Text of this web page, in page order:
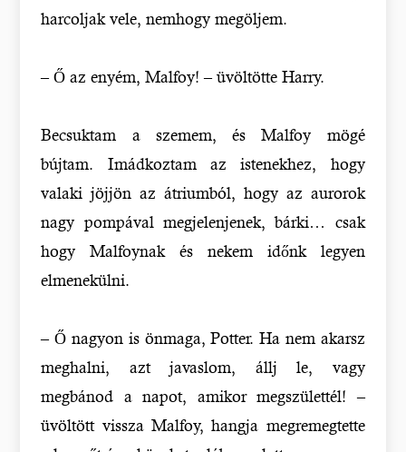
harcoljak vele, nemhogy megöljem.
– Ő az enyém, Malfoy! – üvöltötte Harry.
Becsuktam a szemem, és Malfoy mögé
bújtam. Imádkoztam az istenekhez, hogy
valaki jöjjön az átriumból, hogy az aurorok
nagy pompával megjelenjenek, bárki… csak
hogy Malfoynak és nekem időnk legyen
elmenekülni.
– Ő nagyon is önmaga, Potter. Ha nem akarsz
meghalni, azt javaslom, állj le, vagy
megbánod a napot, amikor megszülettél! –
üvöltött vissza Malfoy, hangja megremegtette